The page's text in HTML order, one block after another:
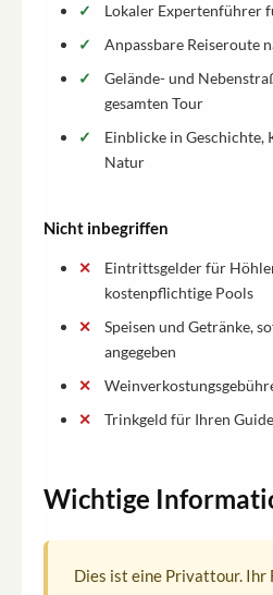
Lokaler Expertenführer
Anpassbare Reiseroute
Gelände- und
gesamten Tour
Einblicke in Geschichte,
Natur
Nicht inbegriffen
Eintrittsgelder für
kostenpflichtige Pools
Speisen und Getränke,
angegeben
Trinkgeld für Ihren Guide
Wichtige
Dies ist eine Privattour. Ihr